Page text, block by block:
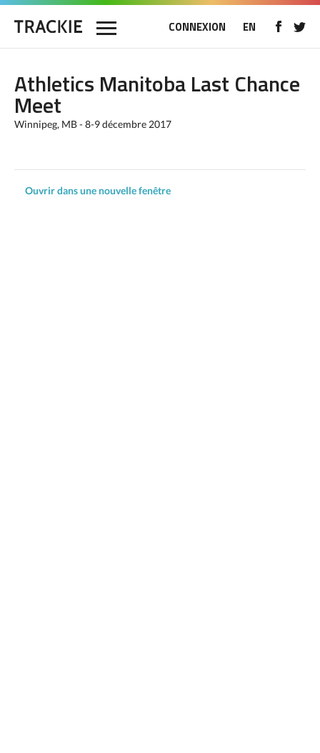
CONNEXION EN
Athletics Manitoba Last Chance
Meet
Winnipeg, MB - 8-9 décembre 2017
Ouvrir dans une nouvelle fenêtre